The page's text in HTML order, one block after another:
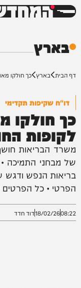
המחדש
בארץ
דף הבית בארץ כך חולקו
דו"ח שקיפות תקדימי
כך חולקו
לקופות
משרד הבריאות
של מבחני התמיכה •
בריאות הנפש ודגש
הפרטי • כל
08:22
18/02/26דוד חדד